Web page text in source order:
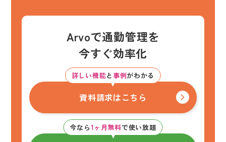
Arvoで通勤管理を
今すぐ効率化
詳しい機能と 事例がわかる
資料請求はこちら
今なら1ヶ月無料で使い放題